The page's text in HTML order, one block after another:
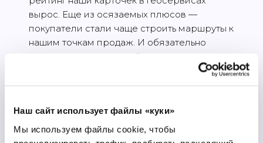
Наш сайт использует файлы «куки»
Мы используем файлы cookie, чтобы
вырос. Еще из осязаемых плюсов —
покупатели стали чаще строить маршруты к
нашим точкам продаж. И обязательно
хотим отметить высокий уровень
техподдержки: быстрая обратная связь и
сотрудничество!
Команда сети магазинов «‎Кусочек